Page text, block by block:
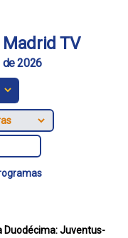
TV
de 2026
Duodécima: Juventus-